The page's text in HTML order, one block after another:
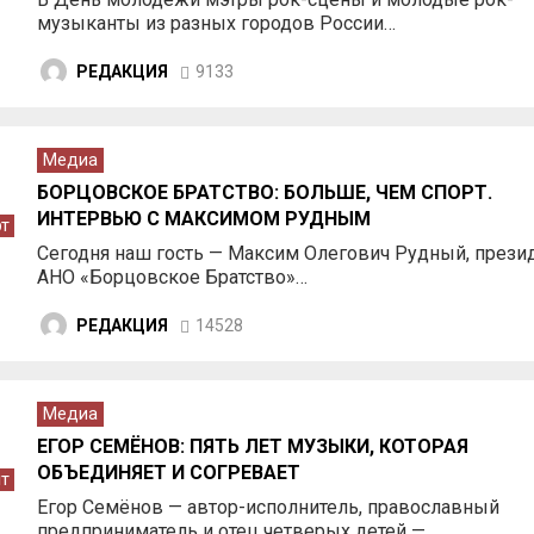
музыканты из разных городов России…
РЕДАКЦИЯ 9133
Медиа
БОРЦОВСКОЕ БРАТСТВО: БОЛЬШЕ, ЧЕМ СПОРТ.
ИНТЕРВЬЮ С МАКСИМОМ РУДНЫМ
Сегодня наш гость — Максим Олегович Рудный,
АНО «Борцовское Братство»…
РЕДАКЦИЯ 14528
Медиа
ЕГОР СЕМЁНОВ: ПЯТЬ ЛЕТ МУЗЫКИ, КОТОРАЯ
ОБЪЕДИНЯЕТ И СОГРЕВАЕТ
Егор Семёнов — автор-исполнитель, православный